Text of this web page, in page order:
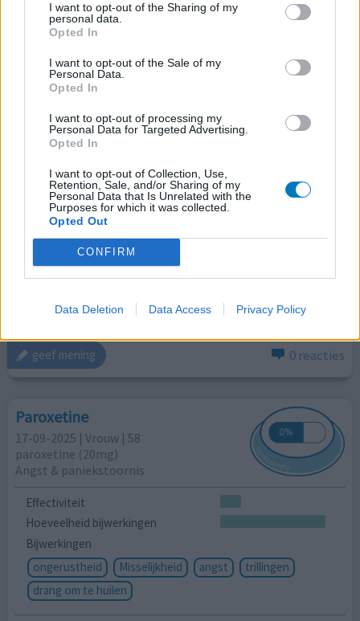
I want to opt-out of the Sharing of my
personal data.
Opted In
I want to opt-out of the Sale of my
Personal Data.
Opted In
I want to opt-out of processing my
Personal Data for Targeted Advertising.
Opted In
I want to opt-out of Collection, Use,
Retention, Sale, and/or Sharing of my
Personal Data that Is Unrelated with the
Purposes for which it was collected.
Opted Out
CONFIRM
Data Deletion Data Access Privacy Policy
Paroxetine
07-01-2026 | Vrouw | 67
paroxetine (20mg)
Angst & paniekstoornis
Effectiviteit
Hoeveelheid bijwerkingen
vermoeidheid
moeilijk in slaap vallen lichte duizeligheid
Hoi allen Hebben jullie ook dat het na 2 jaar paroxetine 20
mg ,soms lichte paniek bij afspraak controle ziekenhuis
en zo toch even een huilbui komt door de stress? Maar als
er iets spannends moet gebeuren of gebeurd is….ik wel
heel snel van slag ben?🤷‍♀️.zal dit nog anders worden? Of
toch overgaan naar andere A.d.? Lees het graag
geef mening 0 reacties
Paroxetine
17-09-2025 | Vrouw | 58
paroxetine (20mg)
Angst & paniekstoornis
Effectiviteit
Hoeveelheid bijwerkingen
Bijwerkingen
ongerustheid
Misselijkheid angst
trillingen
drang om te huilen